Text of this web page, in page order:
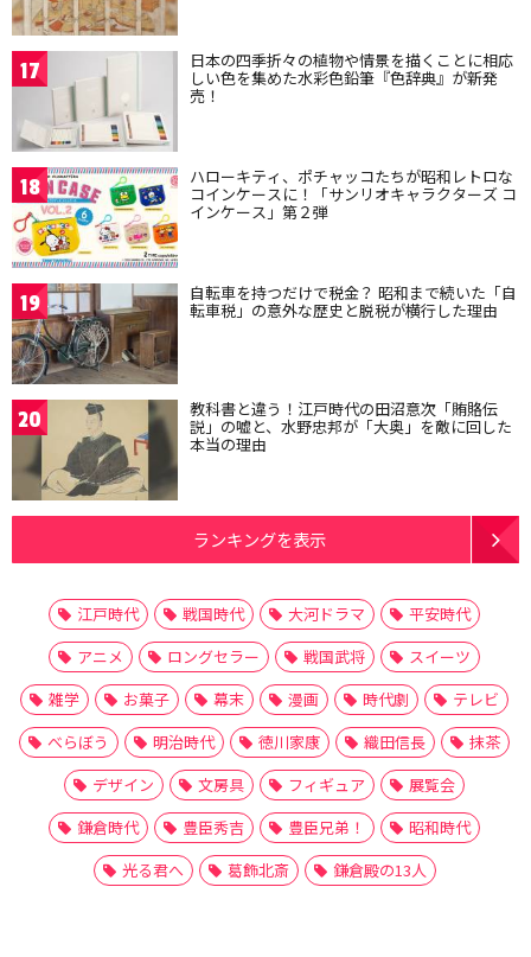
17 日本の四季折々の植物や情景を描くことに相応
しい色を集めた水彩色鉛筆『色辞典』が新発
売！
18 ハローキティ、ポチャッコたちが昭和レトロな
コインケースに！「サンリオキャラクターズ コ
インケース」第２弾
19 自転車を持つだけで税金？ 昭和まで続いた「自
転車税」の意外な歴史と脱税が横行した理由
20 教科書と違う！江戸時代の田沼意次「賄賂伝
説」の嘘と、水野忠邦が「大奥」を敵に回した
本当の理由
ランキングを表示
江戸時代 戦国時代 大河ドラマ
平安時代
アニメ
ロングセラー 戦国武将
スイーツ
雑学
お菓子 幕末 漫画 時代劇
テレビ
べらぼう
明治時代 徳川家康 織田信長
抹茶
デザイン
文房具 フィギュア
展覧会
鎌倉時代
豊臣秀吉 豊臣兄弟！
昭和時代
光る君へ
葛飾北斎 鎌倉殿の13人